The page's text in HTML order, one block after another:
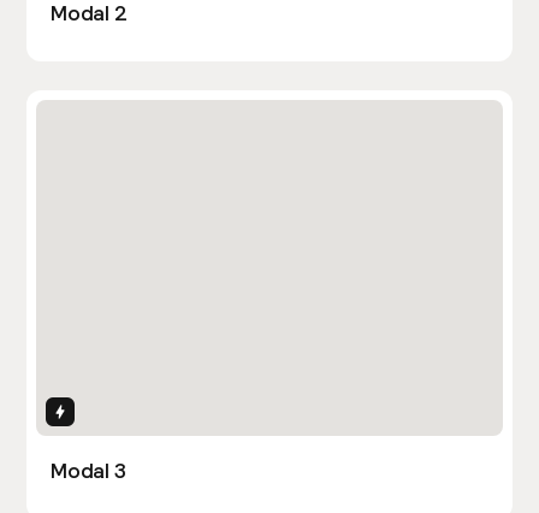
Modal 2
Modal 3